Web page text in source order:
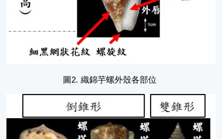
圖2. 織錦芋螺外殼各部位